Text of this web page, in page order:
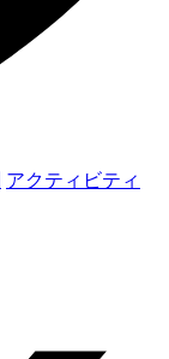
アクティビティ